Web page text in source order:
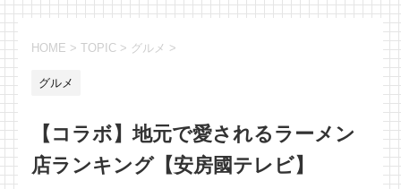
HOME > TOPIC > グルメ >
グルメ
【コラボ】地元で愛されるラーメン
店ランキング【安房國テレビ】